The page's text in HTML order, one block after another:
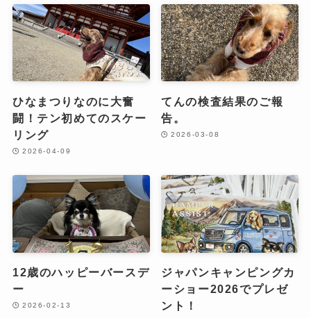
ひなまつりなのに大奮
闘！テン初めてのスケー
リング
2026-04-09
てんの検査結果のご報
告。
2026-03-08
12歳のハッピーバースデ
ー
2026-02-13
ジャパンキャンピングカ
ーショー2026でプレゼ
ント！